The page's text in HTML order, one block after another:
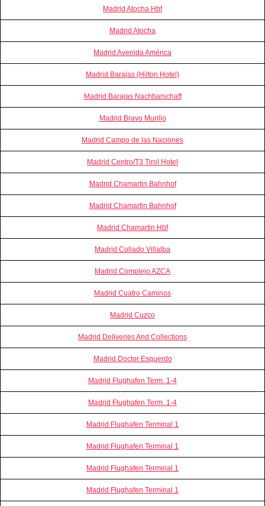
Madrid Atocha Hbf
Madrid Atocha
Madrid Avenida América
Madrid Barajas (Hilton Hotel)
Madrid Barajas Nachbarschaft
Madrid Bravo Murillo
Madrid Campo de las Naciones
Madrid Centro/T3 Tirol Hotel
Madrid Chamartin Bahnhof
Madrid Chamartin Bahnhof
Madrid Chamartin Hbf
Madrid Collado Villalba
Madrid Complejo AZCA
Madrid Cuatro Caminos
Madrid Cuzco
Madrid Deliveries And Collections
Madrid Doctor Esquerdo
Madrid Flughafen Term. 1-4
Madrid Flughafen Term. 1-4
Madrid Flughafen Terminal 1
Madrid Flughafen Terminal 1
Madrid Flughafen Terminal 1
Madrid Flughafen Terminal 1